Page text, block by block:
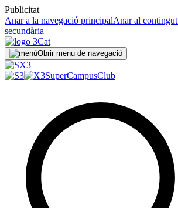
Publicitat
Anar a la navegació principalAnar al contingut
secundària
Obrir menu de navegació
SuperCampusClub